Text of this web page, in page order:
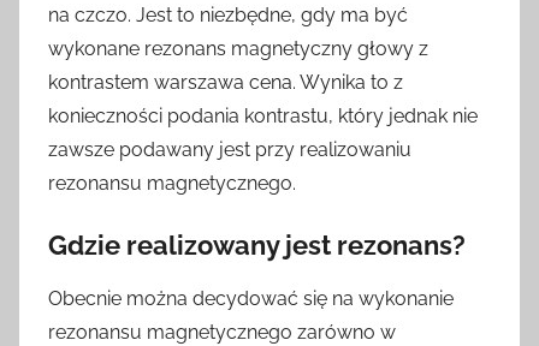
na czczo. Jest to niezbędne, gdy ma być
wykonane rezonans magnetyczny głowy z
kontrastem warszawa cena. Wynika to z
konieczności podania kontrastu, który jednak nie
zawsze podawany jest przy realizowaniu
rezonansu magnetycznego.
Gdzie realizowany jest rezonans?
Obecnie można decydować się na wykonanie
rezonansu magnetycznego zarówno w